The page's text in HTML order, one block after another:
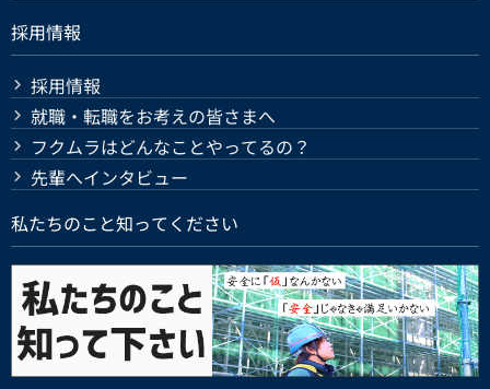
採用情報
採用情報
就職・転職をお考えの皆さまへ
フクムラはどんなことやってるの？
先輩へインタビュー
私たちのこと知ってください